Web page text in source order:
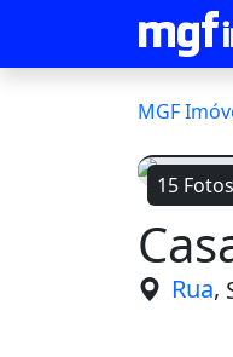
MGF
15 Fotos
Rua,